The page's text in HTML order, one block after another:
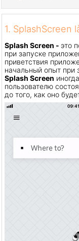
1. SplashScreen
Splash Screen - это
при запуске
приветствия
начальный опыт при
Splash Screen
пользователю
до того, как оно